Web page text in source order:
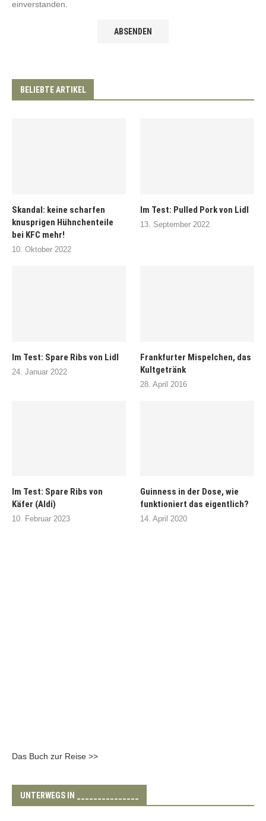
einverstanden.
BELIEBTE ARTIKEL
Skandal: keine scharfen
knusprigen Hühnchenteile
bei KFC mehr!
10. Oktober 2022
Im Test: Pulled Pork von Lidl
13. September 2022
Im Test: Spare Ribs von Lidl
24. Januar 2022
Frankfurter Mispelchen, das
Kultgetränk
28. April 2016
Im Test: Spare Ribs von
Käfer (Aldi)
10. Februar 2023
Guinness in der Dose, wie
funktioniert das eigentlich?
14. April 2020
Das Buch zur Reise >>
UNTERWEGS IN _______________